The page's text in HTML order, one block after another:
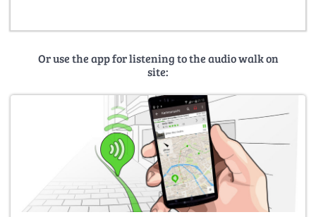
Or use the app for listening to the audio walk on
site: